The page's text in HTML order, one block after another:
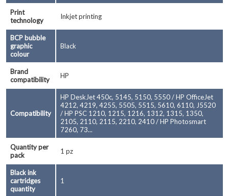
Print
technology
Inkjet printing
BCP bubble
graphic
colour
Black
Brand
compatibility
HP
Compatibility
HP DeskJet 450c, 5145, 5150, 5550 / HP OfficeJet
4212, 4219, 4255, 5505, 5515, 5610, 6110, J5520
/ HP PSC 1210, 1215, 1216, 1312, 1315, 1350,
2105, 2110, 2115, 2210, 2410 / HP Photosmart
7260, 73...
Quantity per
pack
1 pz
Black ink
cartridges
quantity
1